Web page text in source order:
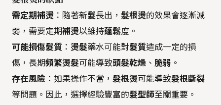
需定期補燙 ：隨著新髮長出， 髮根燙的效果會逐漸減
弱，需要定期補燙以維持蓬鬆度。
可能損傷髮質 ： 燙髮藥水可能對髮質造成一定的損
傷，長期頻繁燙髮可能導致頭髮乾燥 、 脆弱 。
存在風險 ：如果操作不當， 髮根燙可能導致髮根斷裂
等問題。因此，選擇經驗豐富的髮型師至關重要。